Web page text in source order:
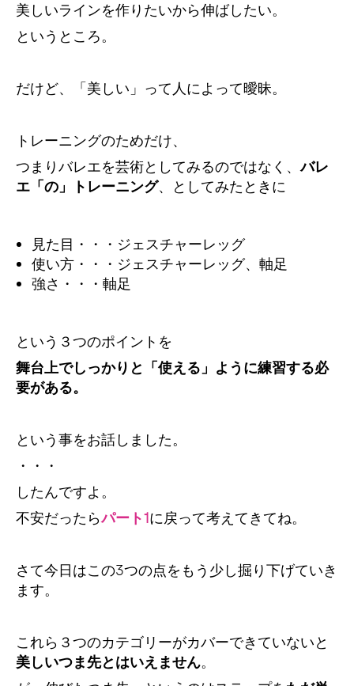
美しいラインを作りたいから伸ばしたい。
というところ。
だけど、「美しい」って人によって曖昧。
トレーニングのためだけ、
つまりバレエを芸術としてみるのではなく、バレ
エ「の」トレーニング、としてみたときに
見た目・・・ジェスチャーレッグ
使い方・・・ジェスチャーレッグ、軸足
強さ・・・軸足
という３つのポイントを
舞台上でしっかりと「使える」ように練習する必
要がある。
という事をお話しました。
・・・
したんですよ。
不安だったらパート1に戻って考えてきてね。
さて今日はこの3つの点をもう少し掘り下げていき
ます。
これら３つのカテゴリーがカバーできていないと
美しいつま先とはいえません。